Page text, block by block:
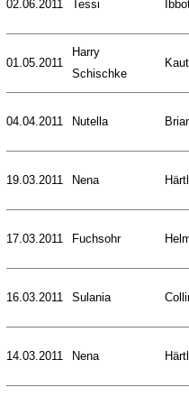
02.06.2011 Tessi
01.05.2011
Harry
Schischke
04.04.2011 Nutella
19.03.2011 Nena
17.03.2011 Fuchsohr
16.03.2011 Sulania
14.03.2011 Nena